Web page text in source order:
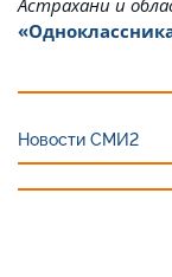
Новости СМИ2